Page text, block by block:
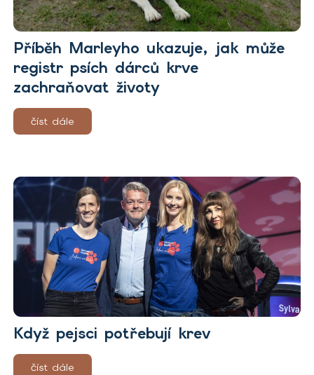
Příběh Marleyho ukazuje, jak může
registr psích dárců krve
zachraňovat životy
číst dále
Když pejsci potřebují krev
číst dále